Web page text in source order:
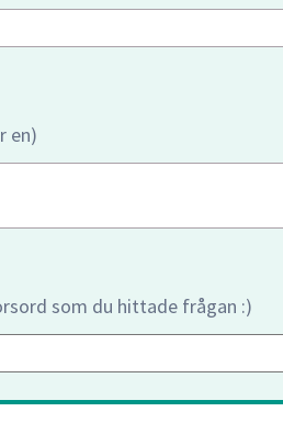
en)
som du hittade frågan :)